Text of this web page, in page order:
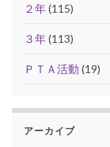
２年(115)
３年(113)
ＰＴＡ活動 (19)
アーカイブ